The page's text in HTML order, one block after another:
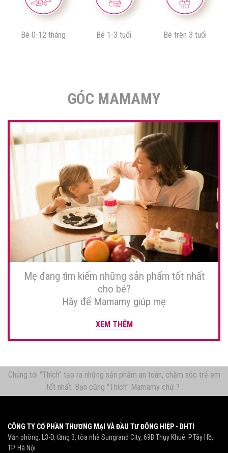
Bé 0-12 tháng Bé 1-3 tuổi Bé trên 3 tuổi
GÓC MAMAMY
Mẹ đang tìm kiếm những sản phẩm tốt nhất
cho bé?
Hãy để Mamamy giúp mẹ
XEM THÊM
Chúng tôi "Thích" tạo ra những sản phẩm an toàn, chăm sóc trẻ em
tốt nhất. Bạn cũng "Thích" Mamamy chứ ?
CÔNG TY CỔ PHẦN THƯƠNG MẠI VÀ ĐẦU TƯ ĐÔNG HIỆP - DHTI
Văn phòng: L3-D, tầng 3, tòa nhà Sungrand City, 69B Thụy Khuê. P.Tây Hồ,
TP. Hà Nội